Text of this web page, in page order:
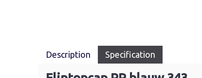
Description Specification